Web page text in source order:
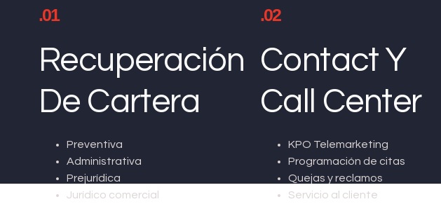
.01
Recuperación
De Cartera
Preventiva
Administrativa
Prejurídica
Jurídico comercial
.02
Contact Y
Call Center
KPO Telemarketing
Programación de citas
Quejas y reclamos
Servicio al cliente